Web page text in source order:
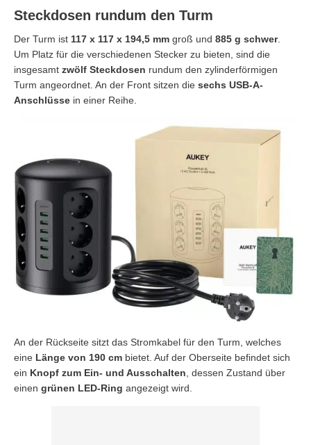
Steckdosen rundum den Turm
Der Turm ist 117 x 117 x 194,5 mm groß und 885 g schwer.
Um Platz für die verschiedenen Stecker zu bieten, sind die
insgesamt zwölf Steckdosen rundum den zylinderförmigen
Turm angeordnet. An der Front sitzen die sechs USB-A-
Anschlüsse in einer Reihe.
An der Rückseite sitzt das Stromkabel für den Turm, welches
eine Länge von 190 cm bietet. Auf der Oberseite befindet sich
ein Knopf zum Ein- und Ausschalten, dessen Zustand über
einen grünen LED-Ring angezeigt wird.